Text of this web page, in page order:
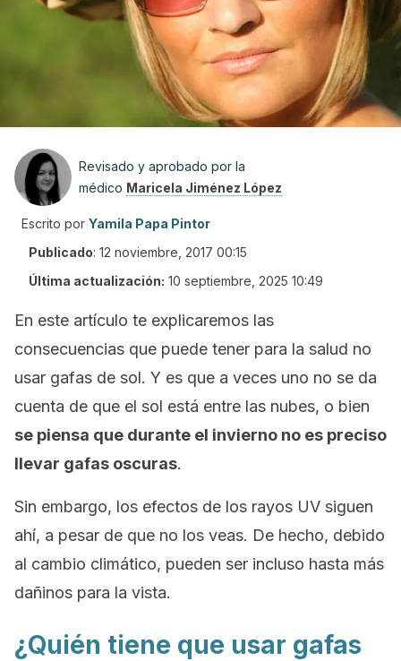
Revisado y aprobado por la
médico Maricela Jiménez López
Escrito por Yamila Papa Pintor
Publicado: 12 noviembre, 2017 00:15
Última actualización: 10 septiembre, 2025 10:49
En este artículo te explicaremos las
consecuencias que puede tener para la salud no
usar gafas de sol. Y es que a veces uno no se da
cuenta de que el sol está entre las nubes, o bien
se piensa que durante el invierno no es preciso
llevar gafas oscuras.
Sin embargo, los efectos de los rayos UV siguen
ahí, a pesar de que no los veas. De hecho, debido
al cambio climático, pueden ser incluso hasta más
dañinos para la vista.
¿Quién tiene que usar gafas